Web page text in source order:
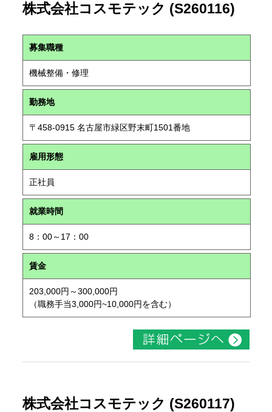
株式会社コスモテック (S260116)
募集職種
機械整備・修理
勤務地
〒458-0915 名古屋市緑区野末町1501番地
雇用形態
正社員
就業時間
8：00～17：00
賃金
203,000円～300,000円
（職務手当3,000円~10,000円を含む）
株式会社コスモテック (S260117)